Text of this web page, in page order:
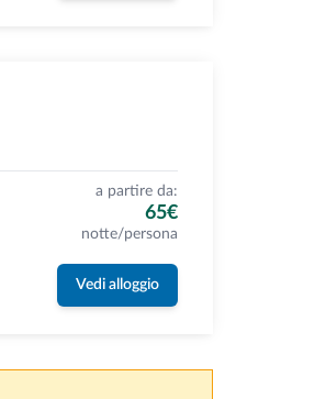
a partire da:
65€
notte/persona
Vedi alloggio